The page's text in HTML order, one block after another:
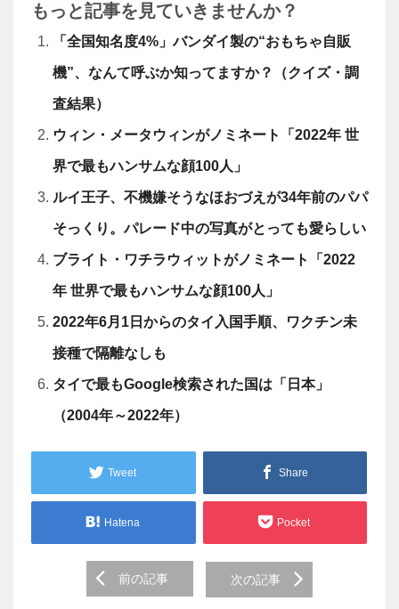
もっと記事を見ていきませんか？
「全国知名度4%」バンダイ製の“おもちゃ自販
機”、なんて呼ぶか知ってますか？（クイズ・調
査結果）
ウィン・メータウィンがノミネート「2022年 世
界で最もハンサムな顔100人」
ルイ王子、不機嫌そうなほおづえが34年前のパパ
そっくり。パレード中の写真がとっても愛らしい
ブライト・ワチラウィットがノミネート「2022
年 世界で最もハンサムな顔100人」
2022年6月1日からのタイ入国手順、ワクチン未
接種で隔離なしも
タイで最もGoogle検索された国は「日本」
（2004年～2022年）
Tweet Share
Hatena Pocket
navigation
前の記事 次の記事